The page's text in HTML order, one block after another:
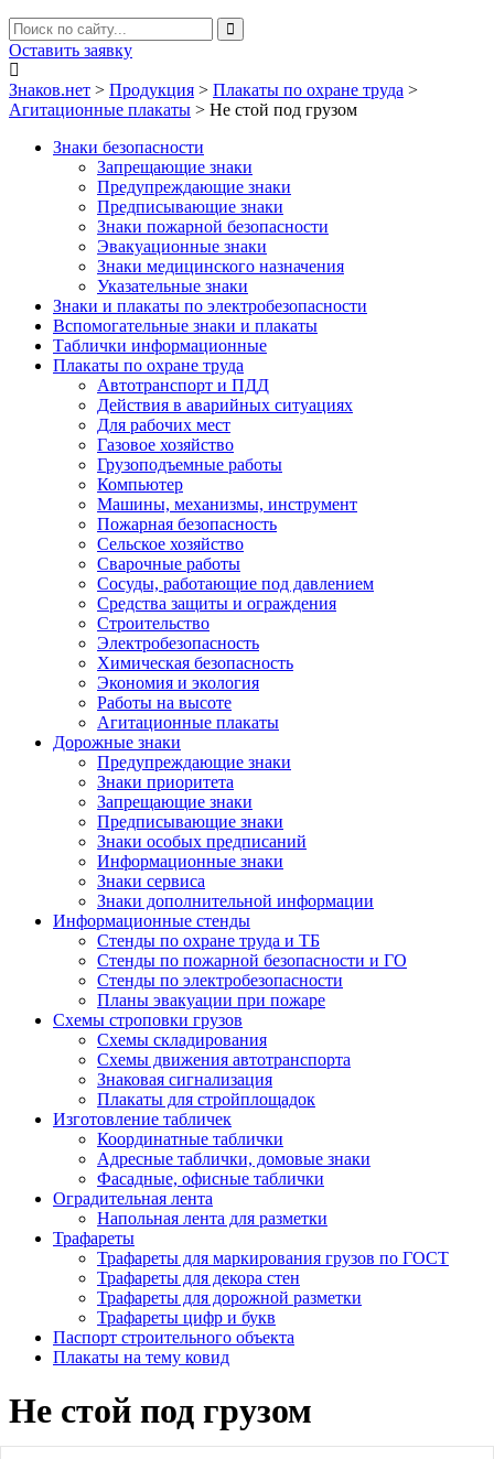
Оставить заявку
Знаков.нет > Продукция > Плакаты по охране труда >
Агитационные плакаты > Не стой под грузом
Знаки безопасности
Запрещающие знаки
Предупреждающие знаки
Предписывающие знаки
Знаки пожарной безопасности
Эвакуационные знаки
Знаки медицинского назначения
Указательные знаки
Знаки и плакаты по электробезопасности
Вспомогательные знаки и плакаты
Таблички информационные
Плакаты по охране труда
Автотранспорт и ПДД
Действия в аварийных ситуациях
Для рабочих мест
Газовое хозяйство
Грузоподъемные работы
Компьютер
Машины, механизмы, инструмент
Пожарная безопасность
Сельское хозяйство
Сварочные работы
Сосуды, работающие под давлением
Средства защиты и ограждения
Строительство
Электробезопасность
Химическая безопасность
Экономия и экология
Работы на высоте
Агитационные плакаты
Дорожные знаки
Предупреждающие знаки
Знаки приоритета
Запрещающие знаки
Предписывающие знаки
Знаки особых предписаний
Информационные знаки
Знаки сервиса
Знаки дополнительной информации
Информационные стенды
Стенды по охране труда и ТБ
Стенды по пожарной безопасности и ГО
Стенды по электробезопасности
Планы эвакуации при пожаре
Схемы строповки грузов
Схемы складирования
Схемы движения автотранспорта
Знаковая сигнализация
Плакаты для стройплощадок
Изготовление табличек
Координатные таблички
Адресные таблички, домовые знаки
Фасадные, офисные таблички
Оградительная лента
Напольная лента для разметки
Трафареты
Трафареты для маркирования грузов по ГОСТ
Трафареты для декора стен
Трафареты для дорожной разметки
Трафареты цифр и букв
Паспорт строительного объекта
Плакаты на тему ковид
Не стой под грузом